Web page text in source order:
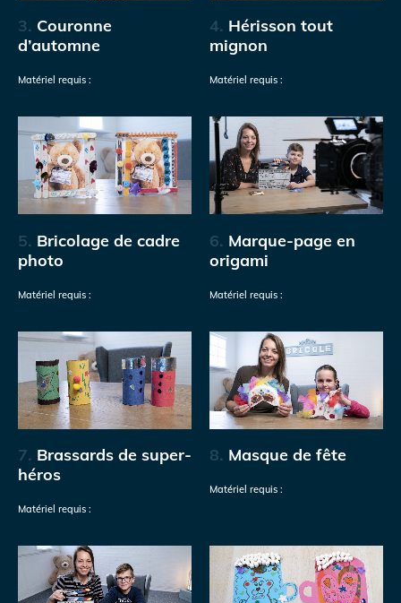
3. Couronne
d’automne
Matériel requis :
4. Hérisson tout
mignon
Matériel requis :
5. Bricolage de cadre
photo
Matériel requis :
6. Marque-page en
origami
Matériel requis :
7. Brassards de super-
héros
Matériel requis :
8. Masque de fête
Matériel requis :